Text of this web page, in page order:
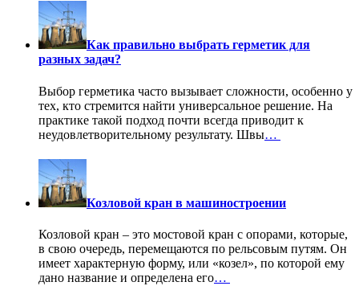
Как правильно выбрать герметик для
разных задач?
Выбор герметика часто вызывает сложности, особенно у
тех, кто стремится найти универсальное решение. На
практике такой подход почти всегда приводит к
неудовлетворительному результату. Швы…
Козловой кран в машиностроении
Козловой кран – это мостовой кран с опорами, которые,
в свою очередь, перемещаются по рельсовым путям. Он
имеет характерную форму, или «козел», по которой ему
дано название и определена его…